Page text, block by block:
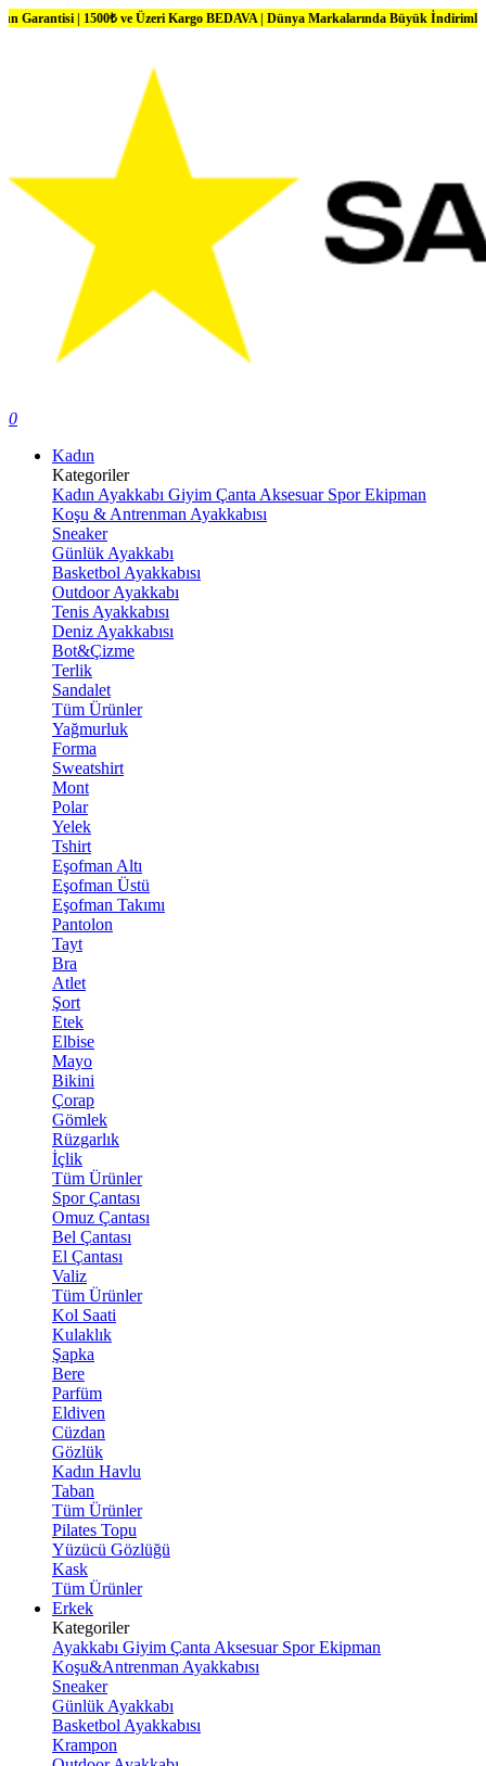
ve Üzeri Kargo BEDAVA | Dünya Markalarında Büyük İndirimler
0
Kadın
Kategoriler
Kadın Ayakkabı Giyim Çanta Aksesuar Spor Ekipman
Koşu & Antrenman Ayakkabısı
Sneaker
Günlük Ayakkabı
Basketbol Ayakkabısı
Outdoor Ayakkabı
Tenis Ayakkabısı
Deniz Ayakkabısı
Bot&Çizme
Terlik
Sandalet
Tüm Ürünler
Yağmurluk
Forma
Sweatshirt
Mont
Polar
Yelek
Tshirt
Eşofman Altı
Eşofman Üstü
Eşofman Takımı
Pantolon
Tayt
Bra
Atlet
Şort
Etek
Elbise
Mayo
Bikini
Çorap
Gömlek
Rüzgarlık
İçlik
Tüm Ürünler
Spor Çantası
Omuz Çantası
Bel Çantası
El Çantası
Valiz
Tüm Ürünler
Kol Saati
Kulaklık
Şapka
Bere
Parfüm
Eldiven
Cüzdan
Gözlük
Kadın Havlu
Taban
Tüm Ürünler
Pilates Topu
Yüzücü Gözlüğü
Kask
Tüm Ürünler
Erkek
Kategoriler
Ayakkabı Giyim Çanta Aksesuar Spor Ekipman
Koşu&Antrenman Ayakkabısı
Sneaker
Günlük Ayakkabı
Basketbol Ayakkabısı
Krampon